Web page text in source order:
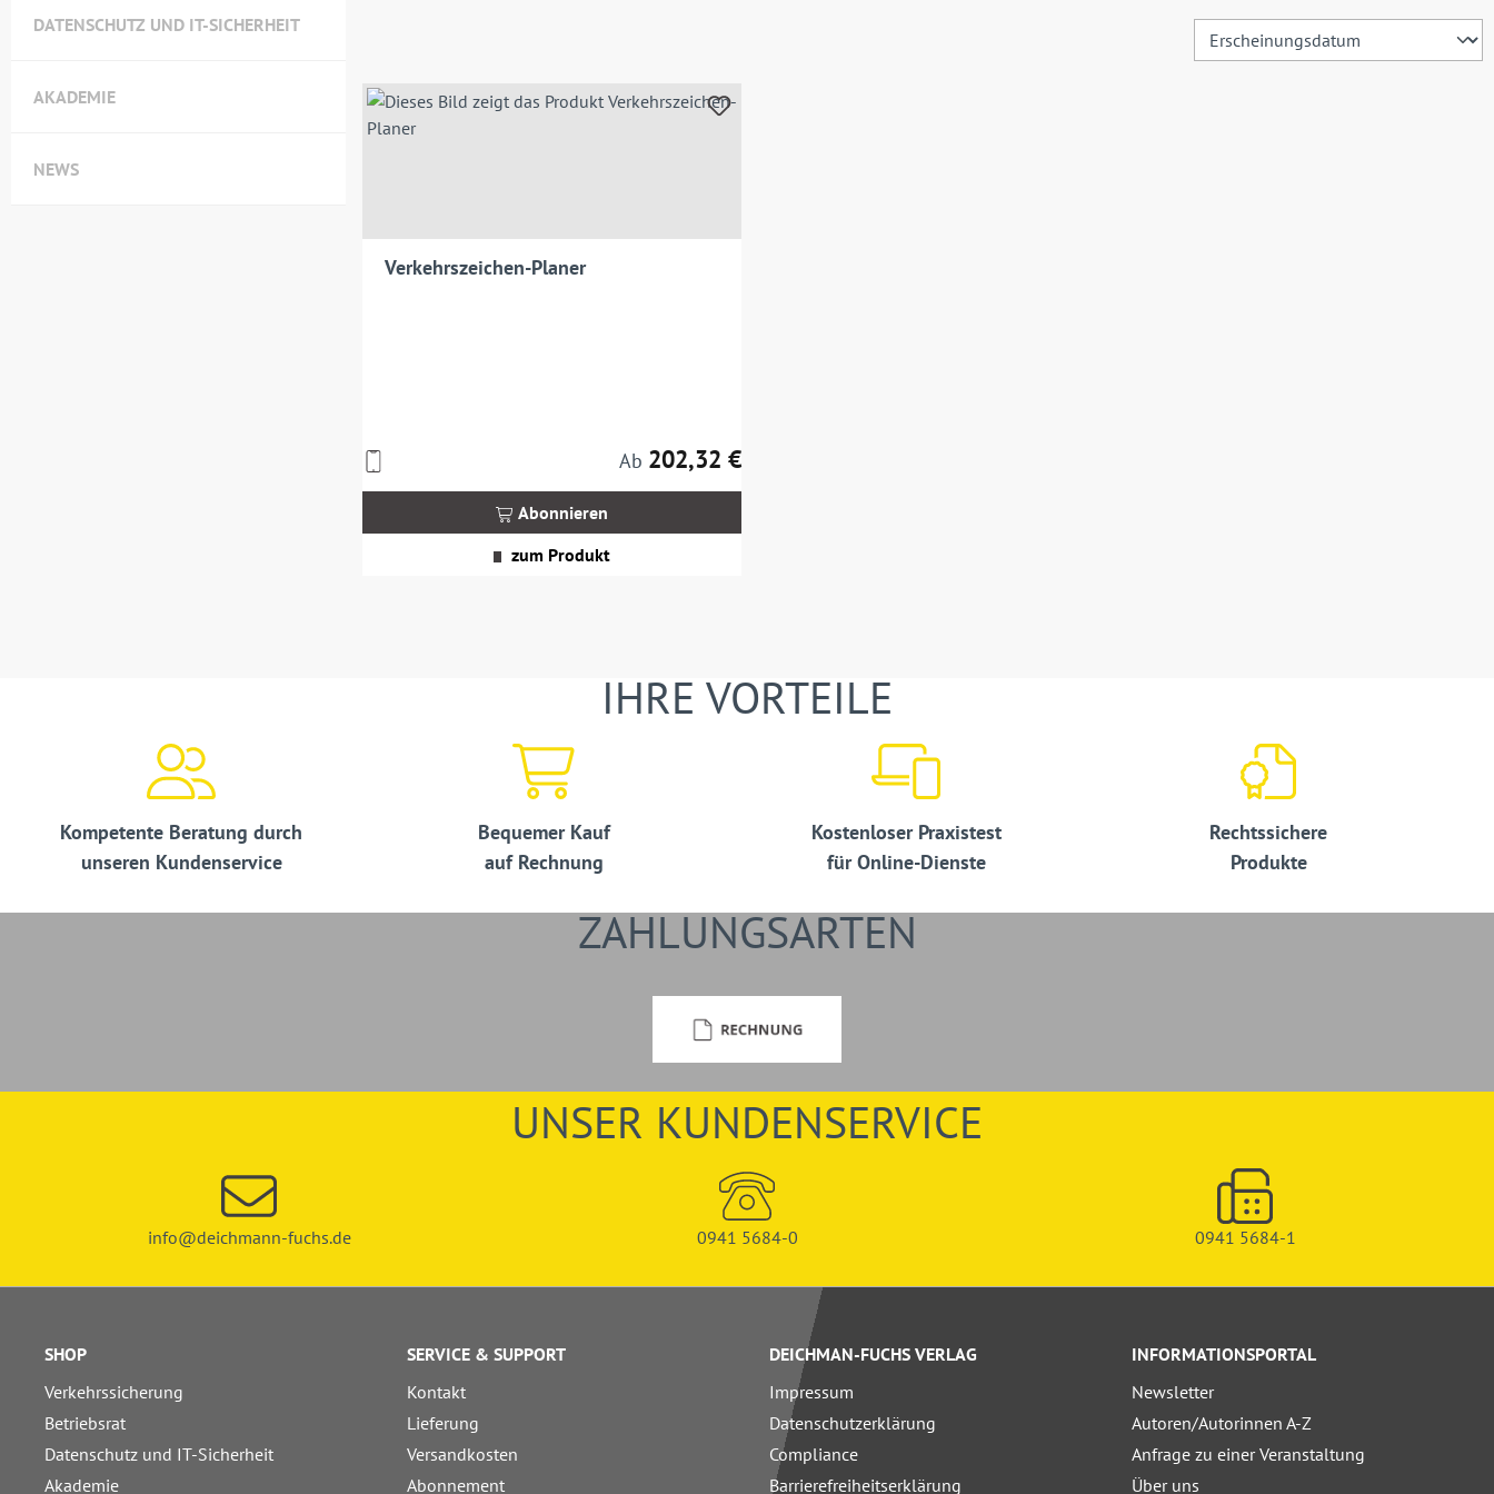
DATENSCHUTZ UND IT-SICHERHEIT
AKADEMIE
NEWS
Verkehrszeichen-Planer
Regulärer Preis:
Ab 202,32 €
Preise
inkl.
Abonnieren
zum Produkt
IHRE VORTEILE
Kompetente Beratung durch
unseren Kundenservice
Bequemer Kauf
auf Rechnung
Kostenloser Praxistest
für Online-Dienste
Rechtssichere
Produkte
ZAHLUNGSARTEN
UNSER KUNDENSERVICE
info@deichmann-fuchs.de 0941 5684-0 0941 5684-1
SHOP
Verkehrssicherung
Betriebsrat
Datenschutz und IT-Sicherheit
Akademie
SERVICE & SUPPORT
Kontakt
Lieferung
Versandkosten
Abonnement
DEICHMAN-FUCHS VERLAG
Impressum
Datenschutzerklärung
Compliance
Barrierefreiheitserklärung
INFORMATIONSPORTAL
Newsletter
Autoren/Autorinnen A-Z
Anfrage zu einer Veranstaltung
Über uns